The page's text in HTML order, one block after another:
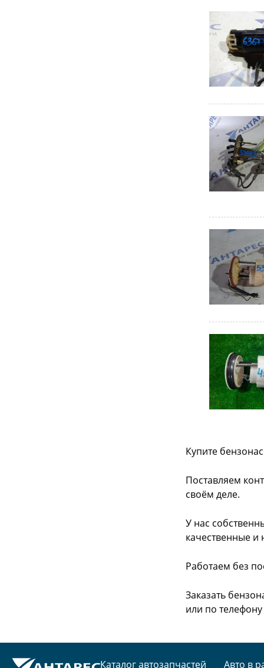
Купите
Поставляем
своём деле.
У нас
качественные и
Работаем без
Заказать
или по
Каталог автозапчастей Авто в